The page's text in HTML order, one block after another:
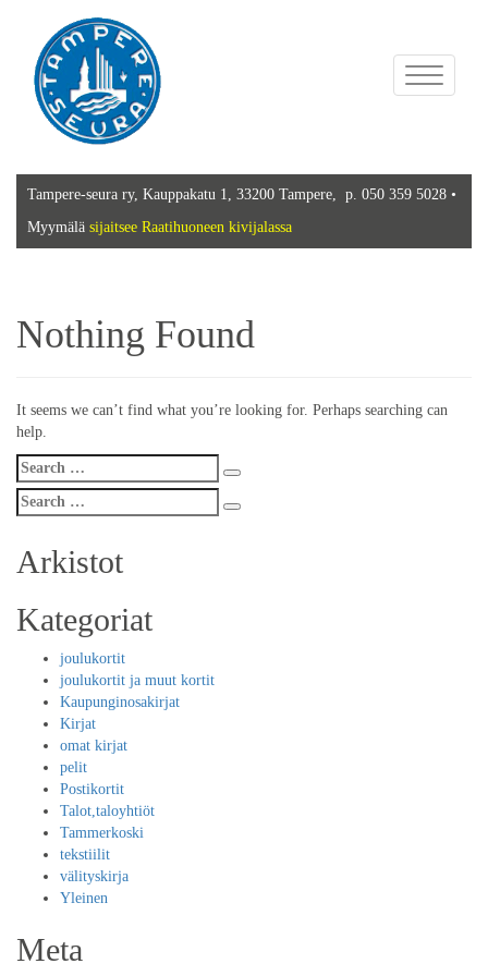
Toggle
navigation
Tampere-seura ry, Kauppakatu 1, 33200 Tampere, p. 050 359 5028 •
Myymälä sijaitsee Raatihuoneen kivijalassa
Nothing Found
It seems we can’t find what you’re looking for. Perhaps searching can
help.
Search
for:
Search
for:
Arkistot
Kategoriat
joulukortit
joulukortit ja muut kortit
Kaupunginosakirjat
Kirjat
omat kirjat
pelit
Postikortit
Talot,taloyhtiöt
Tammerkoski
tekstiilit
välityskirja
Yleinen
Meta